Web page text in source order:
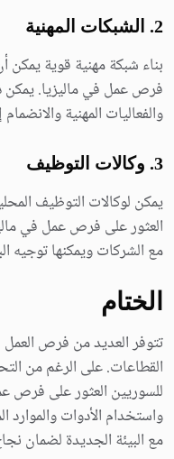
2. الشبكات المهنية
بناء شبكة مهنية قوية يمكن
فرص عمل في ماليزيا.
والفعاليات المهنية
3. وكالات التوظيف
يمكن لوكالات التوظيف
العثور على فرص عمل في
مع الشركات ويمكنها توجيه
الختام
تتوفر العديد من فرص
القطاعات. على الرغم من
للسوريين العثور على فرص
واستخدام الأدوات والموارد
مع البيئة الجديدة لضمان